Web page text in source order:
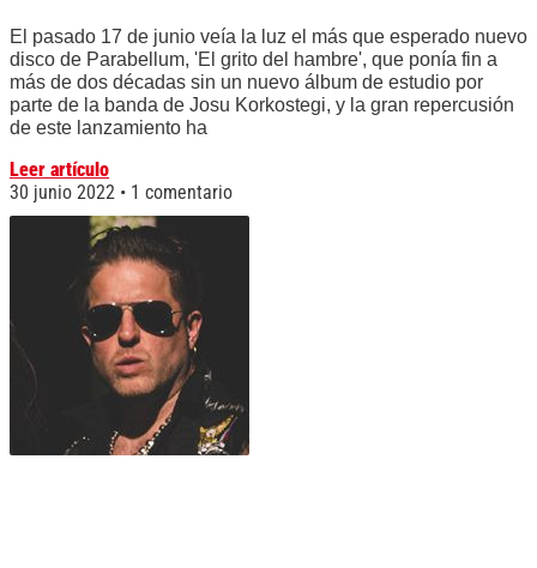
El pasado 17 de junio veía la luz el más que esperado nuevo
disco de Parabellum, 'El grito del hambre', que ponía fin a
más de dos décadas sin un nuevo álbum de estudio por
parte de la banda de Josu Korkostegi, y la gran repercusión
de este lanzamiento ha
Leer artículo
30 junio 2022
1 comentario